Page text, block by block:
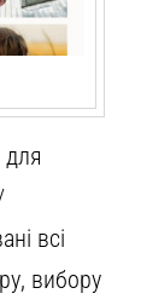
для
всі
вибору